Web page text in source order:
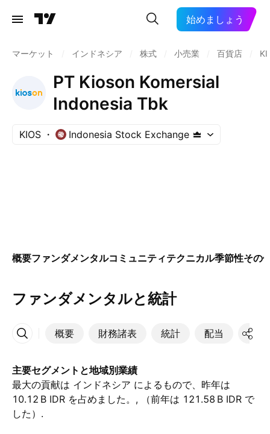
始めましょう
マーケット インドネシア 株式 小売業 百貨店
PT Kioson Komersial
Indonesia Tbk
KIOS Indonesia Stock Exchange
概要ファンダメンタルコミュニティテクニカル季節性その
ファンダメンタルと統計
概要 財務諸表 統計 配当 決算
その他
主要セグメントと地域別業績
最大の貢献は インドネシア によるもので、昨年は
‪10.12 B‬ IDR を占めました。, （前年は ‪121.58 B‬ IDR で
した）.